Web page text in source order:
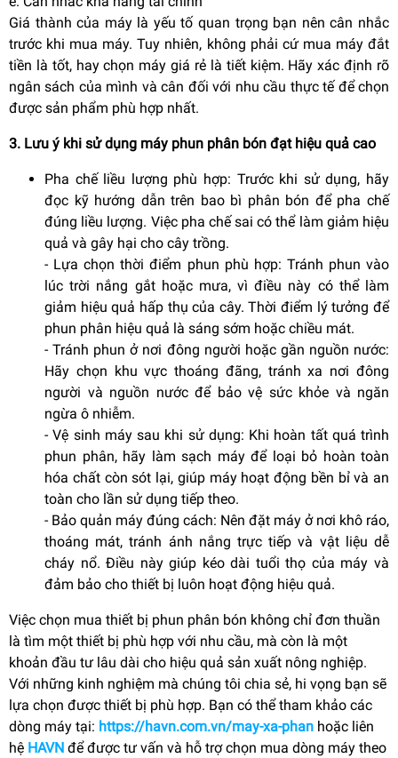
Giá thành của máy là yếu tố quan trọng bạn nên cân nhắc
trước khi mua máy. Tuy nhiên, không phải cứ mua máy đắt
tiền là tốt, hay chọn máy giá rẻ là tiết kiệm. Hãy xác định rõ
ngân sách của mình và cân đối với nhu cầu thực tế để chọn
được sản phẩm phù hợp nhất.
3. Lưu ý khi sử dụng máy phun phân bón đạt hiệu quả cao
Pha chế liều lượng phù hợp: Trước khi sử dụng, hãy
đọc kỹ hướng dẫn trên bao bì phân bón để pha chế
đúng liều lượng. Việc pha chế sai có thể làm giảm hiệu
quả và gây hại cho cây trồng.
- Lựa chọn thời điểm phun phù hợp: Tránh phun vào
lúc trời nắng gắt hoặc mưa, vì điều này có thể làm
giảm hiệu quả hấp thụ của cây. Thời điểm lý tưởng để
phun phân hiệu quả là sáng sớm hoặc chiều mát.
- Tránh phun ở nơi đông người hoặc gần nguồn nước:
Hãy chọn khu vực thoáng đãng, tránh xa nơi đông
người và nguồn nước để bảo vệ sức khỏe và ngăn
ngừa ô nhiễm.
- Vệ sinh máy sau khi sử dụng: Khi hoàn tất quá trình
phun phân, hãy làm sạch máy để loại bỏ hoàn toàn
hóa chất còn sót lại, giúp máy hoạt động bền bỉ và an
toàn cho lần sử dụng tiếp theo.
- Bảo quản máy đúng cách: Nên đặt máy ở nơi khô ráo,
thoáng mát, tránh ánh nắng trực tiếp và vật liệu dễ
cháy nổ. Điều này giúp kéo dài tuổi thọ của máy và
đảm bảo cho thiết bị luôn hoạt động hiệu quả.
Việc chọn mua thiết bị phun phân bón không chỉ đơn thuần
là tìm một thiết bị phù hợp với nhu cầu, mà còn là một
khoản đầu tư lâu dài cho hiệu quả sản xuất nông nghiệp.
Với những kinh nghiệm mà chúng tôi chia sẻ, hi vọng bạn sẽ
lựa chọn được thiết bị phù hợp. Bạn có thể tham khảo các
dòng máy tại: https://havn.com.vn/may-xa-phan hoặc liên
hệ HAVN để được tư vấn và hỗ trợ chọn mua dòng máy theo